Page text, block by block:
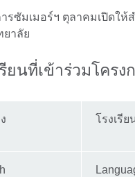
รซัมเมอร์ฯ ตุลาคมเปิดใ
ยาลัย
รียนที่เข้าร่วมโครง
โรงเรีย